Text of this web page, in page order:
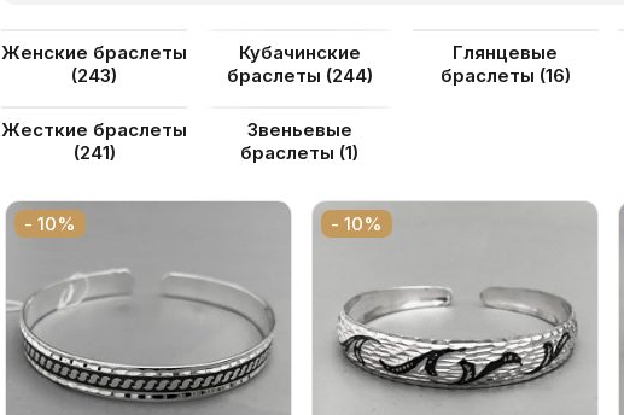
Популярные
категории
Женские браслеты
(243)
Кубачинские
браслеты (244)
Глянцевые
браслеты (16)
Жесткие браслеты
(241)
Звеньевые
браслеты (1)
- 10% - 10%